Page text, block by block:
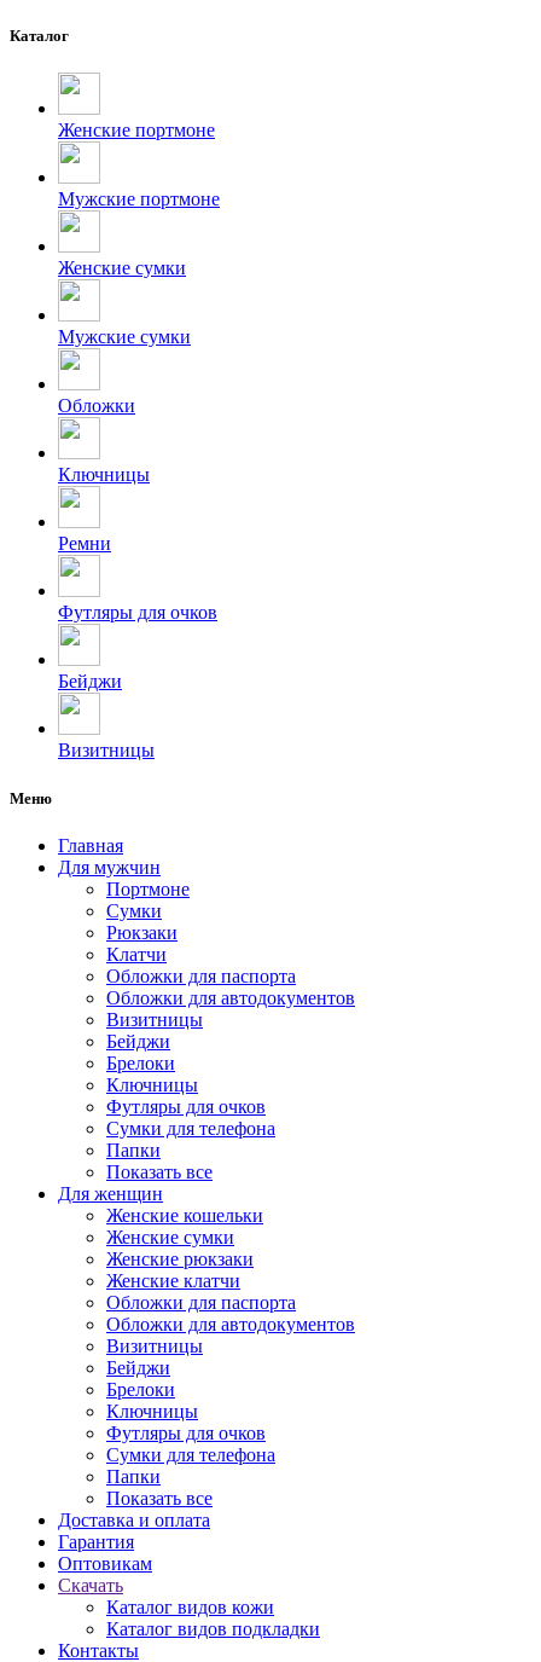
Каталог
Женские портмоне
Мужские портмоне
Женские сумки
Мужские сумки
Обложки
Ключницы
Ремни
Футляры для очков
Бейджи
Визитницы
Меню
Главная
Для мужчин
Портмоне
Сумки
Рюкзаки
Клатчи
Обложки для паспорта
Обложки для автодокументов
Визитницы
Бейджи
Брелоки
Ключницы
Футляры для очков
Сумки для телефона
Папки
Показать все
Для женщин
Женские кошельки
Женские сумки
Женские рюкзаки
Женские клатчи
Обложки для паспорта
Обложки для автодокументов
Визитницы
Бейджи
Брелоки
Ключницы
Футляры для очков
Сумки для телефона
Папки
Показать все
Доставка и оплата
Гарантия
Оптовикам
Скачать
Каталог видов кожи
Каталог видов подкладки
Контакты